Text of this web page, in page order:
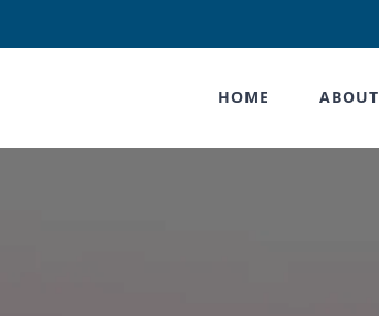
HOME ABOUT